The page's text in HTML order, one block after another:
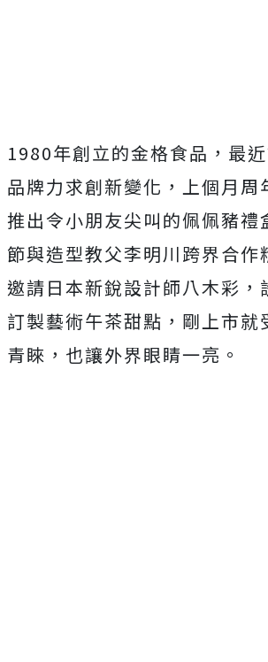
1980年創立的金格食品，最
品牌力求創新變化，上個月周
推出令小朋友尖叫的佩佩豬禮
節與造型教父李明川跨界合作
邀請日本新銳設計師八木彩，
訂製藝術午茶甜點，剛上市就
青睞，也讓外界眼睛一亮。